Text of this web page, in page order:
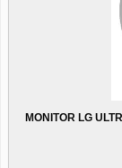
MONITOR LG